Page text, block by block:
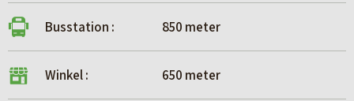
Busstation : 850 meter
Winkel : 650 meter